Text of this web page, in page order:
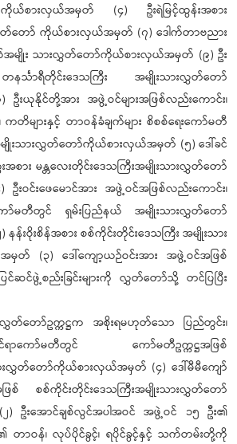
ယ်စားလှယ်အမှတ် (၄) ဦးရဲမြင့်ထွန်းအစား
တ်တော် ကိုယ်စားလှယ်အမှတ် (၇) ဒေါက်တာဗညား
ယ်အမျိုး သားလွှတ်တော်ကိုယ်စားလှယ်အမှတ် (၉) ဦး
နင်္သာရီတိုင်းဒေသကြီး အမျိုးသားလွှတ်တော်
ယုနိုင်တို့အား အဖွဲ့ဝင်များအဖြစ်လည်းကောင်း၊
ကတိများနှင့် တာဝန်ခံချက်များ စိစစ်ရေးကော်မတီ
မျိုးသားလွှတ်တော်ကိုယ်စားလှယ်အမှတ် (၅) ဒေါ်ခင်
းအစား မန္တလေးတိုင်းဒေသကြီးအမျိုးသားလွှတ်တော်
င်းဖေမောင်အား အဖွဲ့ဝင်အဖြစ်လည်းကောင်း၊
ာ်မတီတွင် ရှမ်းပြည်နယ် အမျိုးသားလွှတ်တော်
ဝိုးစိန်အစား စစ်ကိုင်းတိုင်းဒေသကြီး အမျိုးသား
(၃) ဒေါ်ကျော့ယဉ်ဝင်းအား အဖွဲ့ဝင်အဖြစ်
င်ဆင်ဖွဲ့စည်းခြင်းများကို လွှတ်တော်သို့ တင်ပြပြီး
တော်ဥက္ကဋ္ဌက အစိုးရမဟုတ်သော ပြည်တွင်း၊
ဆိုင်ရာကော်မတီတွင် ကော်မတီဥက္ကဋ္ဌအဖြစ်
းလွှတ်တော်ကိုယ်စားလှယ်အမှတ် (၄) ဒေါ်မီမီကျော်
ြစ် စစ်ကိုင်းတိုင်းဒေသကြီးအမျိုးသားလွှတ်တော်
းအောင်ချစ်လွင်အပါအဝင် အဖွဲ့ဝင် ၁၅ ဦး၏
တာဝန်၊ လုပ်ပိုင်ခွင့်၊ ရပိုင်ခွင့်နှင့် သက်တမ်းတို့ကို